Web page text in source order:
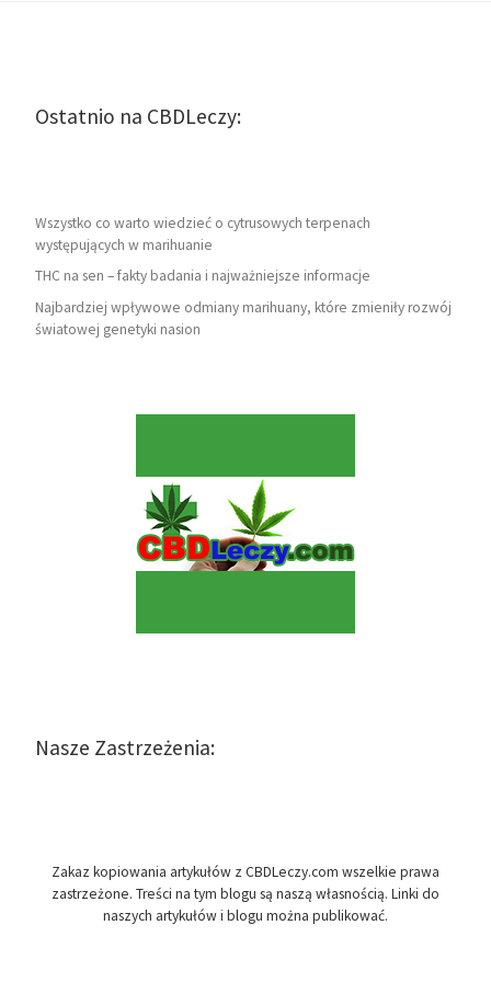
Ostatnio na CBDLeczy:
Wszystko co warto wiedzieć o cytrusowych terpenach
występujących w marihuanie
THC na sen – fakty badania i najważniejsze informacje
Najbardziej wpływowe odmiany marihuany, które zmieniły rozwój
światowej genetyki nasion
Nasze Zastrzeżenia:
Zakaz kopiowania artykułów z CBDLeczy.com wszelkie prawa
zastrzeżone. Treści na tym blogu są naszą własnością. Linki do
naszych artykułów i blogu można publikować.